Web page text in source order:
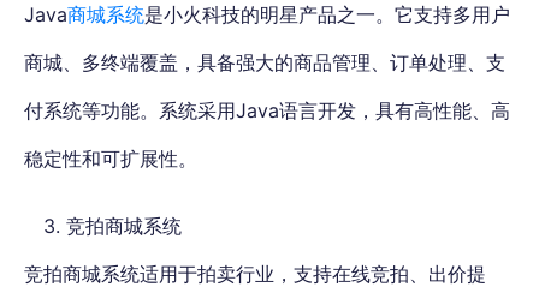
Java商城系统是小火科技的明星产品之一。它支持多用户
商城、多终端覆盖，具备强大的商品管理、订单处理、支
付系统等功能。系统采用Java语言开发，具有高性能、高
稳定性和可扩展性。
3. 竞拍商城系统
竞拍商城系统适用于拍卖行业，支持在线竞拍、出价提